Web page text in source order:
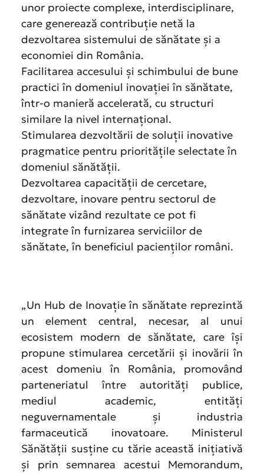
unor proiecte complexe, interdisciplinare,
care generează contribuție netă la
dezvoltarea sistemului de sănătate și a
economiei din România.
Facilitarea accesului și schimbului de bune
practici în domeniul inovației în sănătate,
într-o manieră accelerată, cu structuri
similare la nivel internațional.
Stimularea dezvoltării de soluții inovative
pragmatice pentru prioritățile selectate în
domeniul sănătății.
Dezvoltarea capacității de cercetare,
dezvoltare, inovare pentru sectorul de
sănătate vizând rezultate ce pot fi
integrate în furnizarea serviciilor de
sănătate, în beneficiul pacienților români.
„Un Hub de Inovație în sănătate reprezintă
un element central, necesar, al unui
ecosistem modern de sănătate, care își
propune stimularea cercetării și inovării în
acest domeniu în România, promovând
parteneriatul între autorități publice,
mediul academic, entități
neguvernamentale și industria
farmaceutică inovatoare. Ministerul
Sănătății susține cu tărie această inițiativă
și prin semnarea acestui Memorandum,